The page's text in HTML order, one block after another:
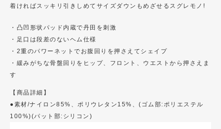
着ければスッキリ引きしめてサイズダウンもめざせるスグレモノ!
・凸凹形状パッド内蔵で丹田を刺激
・足口は段差のないヘム仕様
・2重のパワーネットでお腹回りを押さえてシェイプ
・緩みがちな骨盤回りをヒップ、フロント、ウエストから押さえま
す
【商品詳細】
●素材/ナイロン85%、ポリウレタン15%、(ゴム部:ポリエステル
100%)(パット部:シリコン)